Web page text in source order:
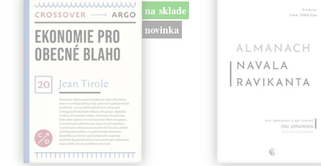
na sklade
novinka